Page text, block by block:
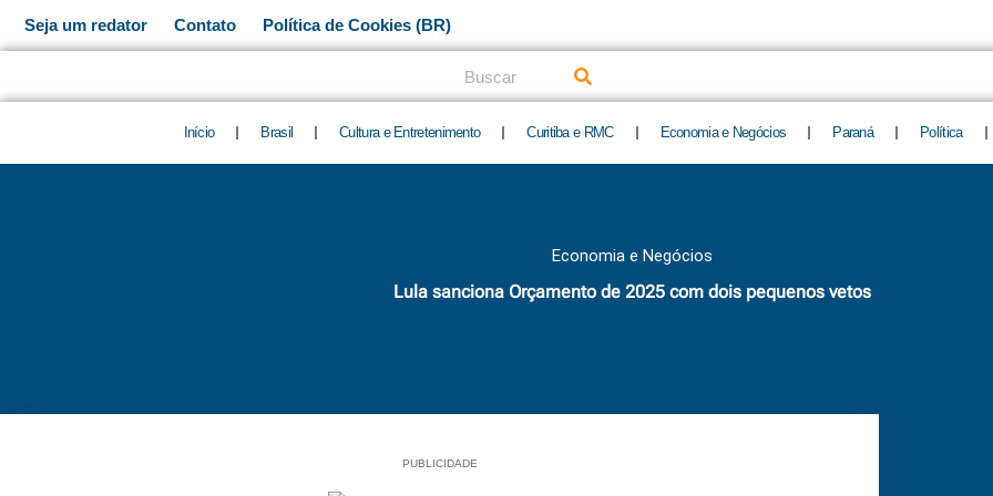
para
conteúdo
Seja um redator Contato Política de Cookies (BR)
Pesquisar
Início Brasil Cultura e Entretenimento Curitiba e RMC Economia e Negócios Paraná Política
Economia e Negócios
Lula sanciona Orçamento de 2025 com dois pequenos vetos
PUBLICIDADE